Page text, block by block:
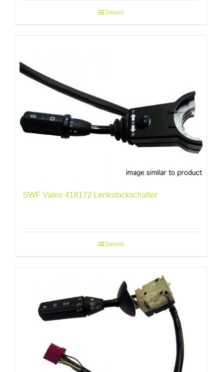
Details
SWF Valeo 418172 Lenkstockschalter
Details